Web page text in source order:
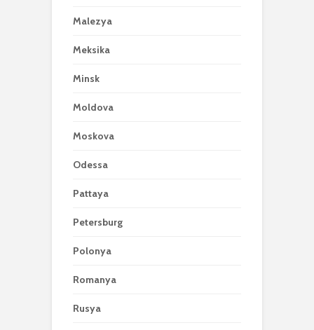
Malezya
Meksika
Minsk
Moldova
Moskova
Odessa
Pattaya
Petersburg
Polonya
Romanya
Rusya